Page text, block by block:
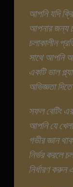
আপনি যদি
আপনার জন্য
চলাকালীন
সাথে আপনি
একটি ভাল
অভিজ্ঞতা
সফল বেটিং
আপনি যে
গভীর জ্ঞান
নির্ভর করলে
নির্ধারণ